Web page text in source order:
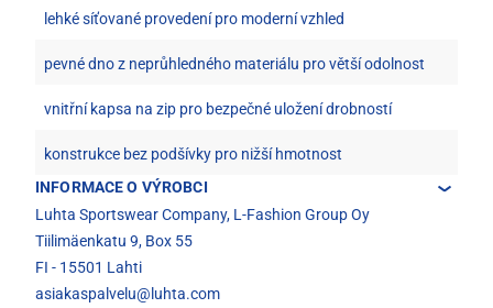
lehké síťované provedení pro moderní vzhled
pevné dno z neprůhledného materiálu pro větší odolnost
vnitřní kapsa na zip pro bezpečné uložení drobností
konstrukce bez podšívky pro nižší hmotnost
INFORMACE O VÝROBCI
Luhta Sportswear Company, L-Fashion Group Oy
Tiilimäenkatu 9, Box 55
FI - 15501 Lahti
asiakaspalvelu@luhta.com